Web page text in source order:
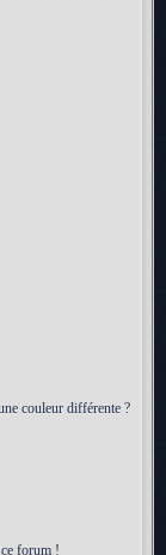
couleur différente ?
forum !